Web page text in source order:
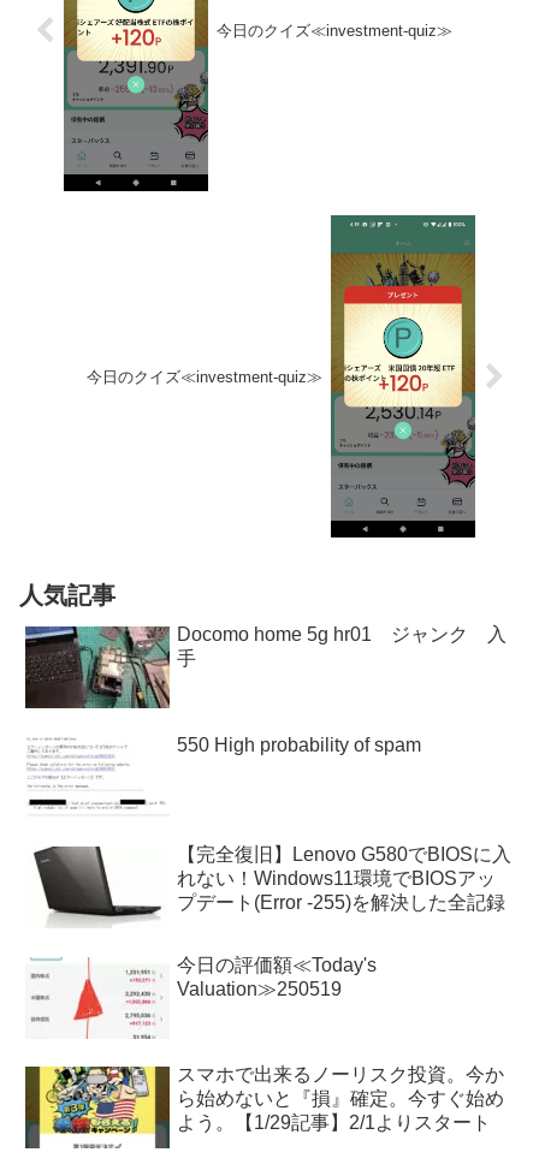
今日のクイズ≪investment-quiz≫
今日のクイズ≪investment-quiz≫
人気記事
Docomo home 5g hr01 ジャンク 入
手
550 High probability of spam
【完全復旧】Lenovo G580でBIOSに入
れない！Windows11環境でBIOSアッ
プデート(Error -255)を解決した全記録
今日の評価額≪Today's
Valuation≫250519
スマホで出来るノーリスク投資。今か
ら始めないと『損』確定。今すぐ始め
よう。【1/29記事】2/1よりスタート